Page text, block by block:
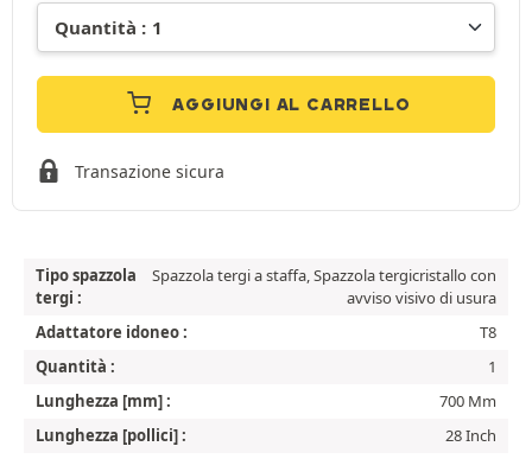
AGGIUNGI AL CARRELLO
Transazione sicura
Tipo spazzola
tergi :
Spazzola tergi a staffa, Spazzola tergicristallo con
avviso visivo di usura
Adattatore idoneo :
T8
Quantità :
1
Lunghezza [mm] :
700 Mm
Lunghezza [pollici] :
28 Inch